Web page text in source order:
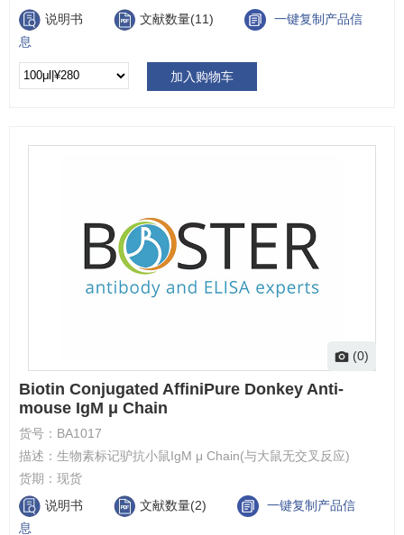
说明书
文献数量(11)
一键复制产品信
息
加入购物车
(0)
Biotin Conjugated AffiniPure Donkey Anti-
mouse IgM μ Chain
货号： BA1017
描述： 生物素标记驴抗小鼠IgM μ Chain(与大鼠无交叉反应)
货期： 现货
说明书
文献数量(2)
一键复制产品信
息